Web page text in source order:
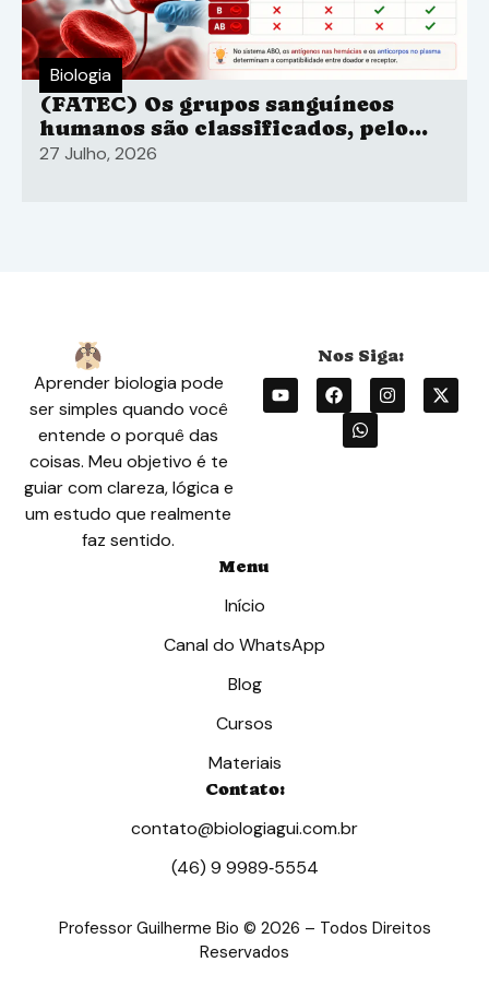
Biologia
(FATEC) Os grupos sanguíneos
humanos são classificados, pelo
sistema ABO
27 Julho, 2026
Aprender biologia pode
ser simples quando você
entende o porquê das
coisas. Meu objetivo é te
guiar com clareza, lógica e
um estudo que realmente
faz sentido.
Menu
Início
Canal do WhatsApp
Blog
Cursos
Materiais
Contato:
contato@biologiagui.com.br
(46) 9 9989‑5554‬
Professor Guilherme Bio © 2026 – Todos Direitos
Reservados